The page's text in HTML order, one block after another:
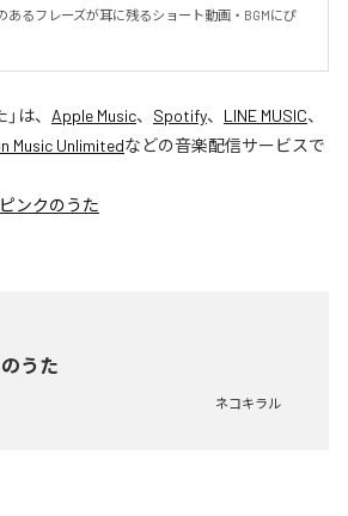
あるフレーズが耳に残るショート動画・BGMにぴ
」は、 Apple Music、 Spotify、 LINE MUSIC、
Music Unlimitedなどの音楽配信サービスで
ンクのうた
うた
ネコキラル